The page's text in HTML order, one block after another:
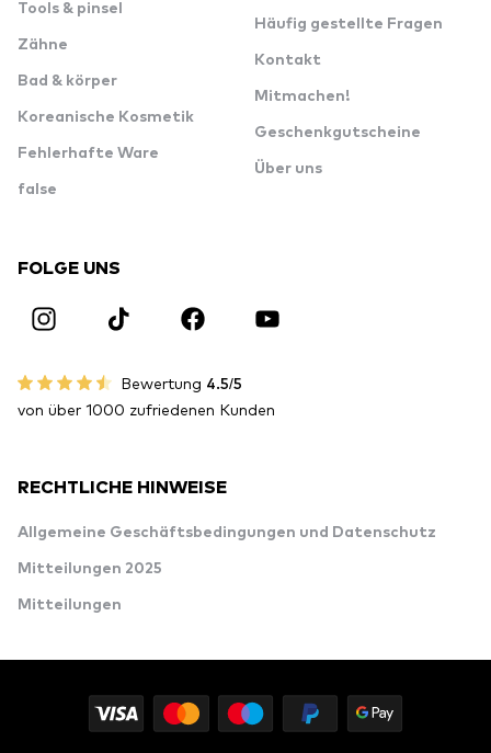
Tools & pinsel
Zähne
Bad & körper
Koreanische Kosmetik
Fehlerhafte Ware
false
Häufig gestellte Fragen
Kontakt
Mitmachen!
Geschenkgutscheine
Über uns
FOLGE UNS
Bewertung 4.5/5
von über 1000 zufriedenen Kunden
RECHTLICHE HINWEISE
Allgemeine Geschäftsbedingungen und Datenschutz
Mitteilungen 2025
Mitteilungen